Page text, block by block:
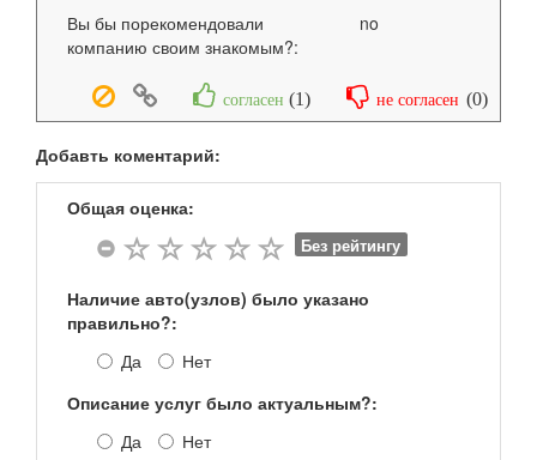
Вы бы порекомендовали
компанию своим знакомым?:
no
не согласен (0)
согласен (1)
Добавть коментарий:
Общая оценка:
Без рейтингу
Наличие авто(узлов) было указано
правильно?:
Да
Нет
Описание услуг было актуальным?:
Да
Нет